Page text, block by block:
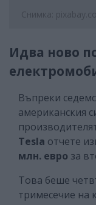
Снимка:
Идва ново
Въпреки
американския
Tesla отчете
млн. евро за
Това беше
тримесечие на